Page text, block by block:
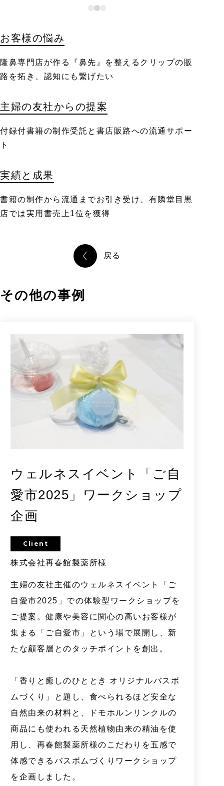
お客様の悩み
隆鼻専門店が作る『鼻先』を整えるクリップの販
路を拓き、認知にも繋げたい
主婦の友社からの提案
付録付書籍の制作受託と書店販路への流通サポー
ト
実績と成果
書籍の制作から流通までお引き受け、有隣堂目黒
店では実用書売上1位を獲得
戻る
その他の事例
ウェルネスイベント「ご自
愛市2025」ワークショップ
企画
Client
株式会社再春館製薬所様
主婦の友社主催のウェルネスイベント「ご
自愛市2025」での体験型ワークショップを
ご提案。健康や美容に関心の高いお客様が
集まる「ご自愛市」という場で展開し、新
たな顧客層とのタッチポイントを創出。
「香りと癒しのひととき オリジナルバスボ
ムづくり」と題し、食べられるほど安全な
自然由来の材料と、ドモホルンリンクルの
商品にも使われる天然植物由来の精油を使
用し、再春館製薬所様のこだわりを五感で
体感できるバスボムづくりワークショップ
を企画しました。